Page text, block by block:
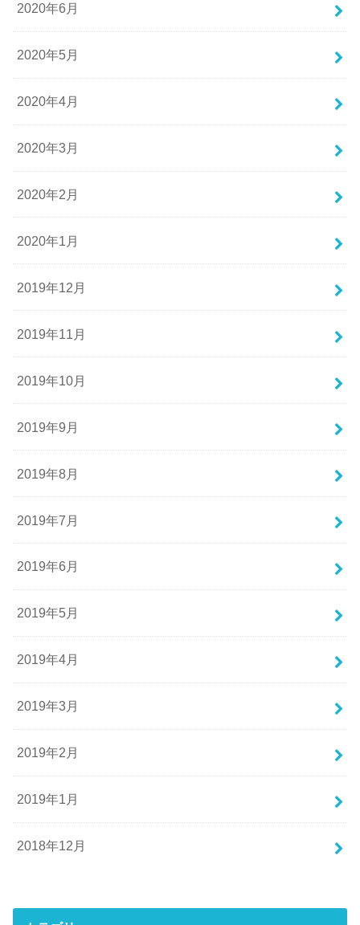
2020年6月
2020年5月
2020年4月
2020年3月
2020年2月
2020年1月
2019年12月
2019年11月
2019年10月
2019年9月
2019年8月
2019年7月
2019年6月
2019年5月
2019年4月
2019年3月
2019年2月
2019年1月
2018年12月